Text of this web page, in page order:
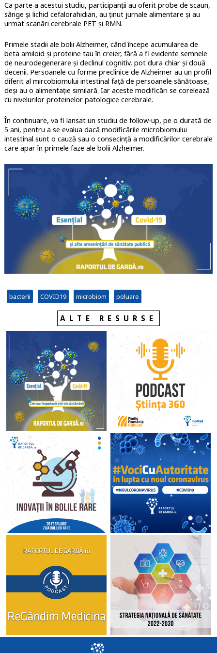
Ca parte a acestui studiu, participanții au oferit probe de scaun,
sânge și lichid cefalorahidian, au ținut jurnale alimentare și au
urmat scanări cerebrale PET și RMN.
Primele stadii ale bolii Alzheimer, când începe acumularea de
beta amiloid și proteine tau în creier, fără a fi evidente semnele
de neurodegenerare și declinul cognitiv, pot dura chiar și două
decenii. Persoanele cu forme preclinice de Alzheimer au un profil
diferit al mircobiomului intestinal față de persoanele sănătoase,
deși au o alimentație similară. Iar aceste modificări se corelează
cu nivelurilor proteinelor patologice cerebrale.
În continuare, va fi lansat un studiu de follow-up, pe o durată de
5 ani, pentru a se evalua dacă modificările microbiomului
intestinal sunt o cauză sau o consecință a modificărilor cerebrale
care apar în primele faze ale bolii Alzheimer.
bacterii COVID19 microbiom poluare
ALTE RESURSE